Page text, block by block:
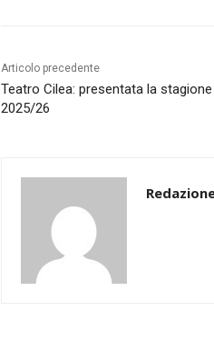
Articolo precedente
Teatro Cilea: presentata la
2025/26